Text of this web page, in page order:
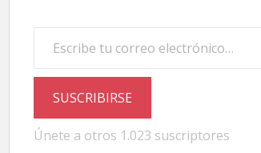
SUSCRIBIRSE
Únete a otros 1.023 suscriptores